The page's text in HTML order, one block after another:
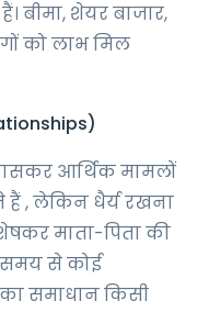
शेयर बाजार,
को लाभ मिल
आर्थिक मामलों
, लेकिन धैर्य रखना
माता-पिता की
समय से कोई
समाधान किसी